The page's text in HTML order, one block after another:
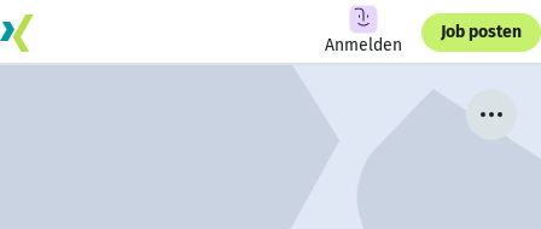
Anmelden
Job posten